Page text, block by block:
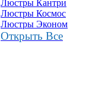
Люстры Кантри
Люстры Космос
Люстры Эконом
Открыть Все